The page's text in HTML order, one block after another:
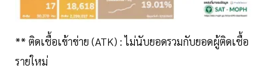
** ติดเชื้อเข้าข่าย (ATK) : ไม่นับยอดรวมกับยอดผู้ติดเชื้อ
รายใหม่